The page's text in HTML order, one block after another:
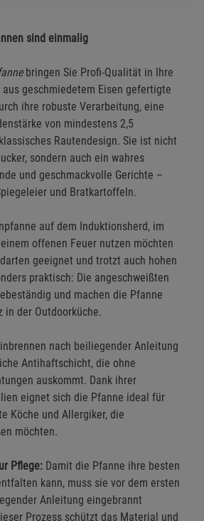
sind einmalig
bringen Sie Profi-Qualität in Ihre
aus geschmiedetem Eisen gefertigte
ihre robuste Verarbeitung, eine
von mindestens 2,5
Rautendesign. Sie ist nicht
sondern auch ein wahres
und geschmackvolle Gerichte –
und Bratkartoffeln.
auf dem Induktionsherd, im
offenen Feuer nutzen möchten
geeignet und trotzt auch hohen
praktisch: Die angeschweißten
und machen die Pfanne
in der Outdoorküche.
nach beiliegender Anleitung
Antihaftschicht, die ohne
auskommt. Dank ihrer
eignet sich die Pfanne ideal für
Köche und Allergiker, die
möchten.
Pflege: Damit die Pfanne ihre besten
kann, muss sie vor dem ersten
Anleitung eingebrannt
Prozess schützt das Material und